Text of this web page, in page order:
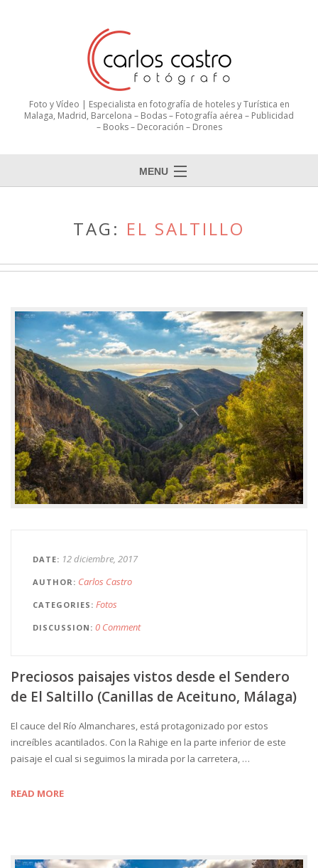
Foto y Vídeo | Especialista en fotografía de hoteles y Turística en
Malaga, Madrid, Barcelona – Bodas – Fotografía aérea – Publicidad
– Books – Decoración – Drones
MENU
TAG: EL SALTILLO
DATE 12 diciembre, 2017
AUTHOR Carlos Castro
CATEGORIES Fotos
DISCUSSION 0 Comment
Preciosos paisajes vistos desde el Sendero
de El Saltillo (Canillas de Aceituno, Málaga)
El cauce del Río Almanchares, está protagonizado por estos
increíbles acantilados. Con la Rahige en la parte inferior de este
paisaje el cual si seguimos la mirada por la carretera, …
READ MORE